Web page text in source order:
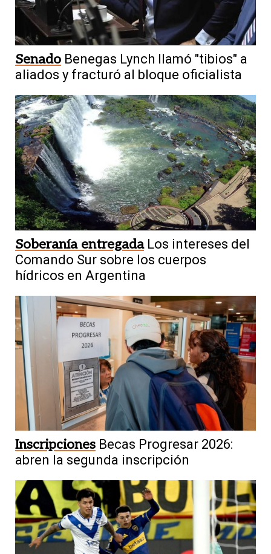
Senado Benegas Lynch llamó "tibios" a
aliados y fracturó al bloque oficialista
Soberanía entregada Los intereses del
Comando Sur sobre los cuerpos
hídricos en Argentina
Inscripciones Becas Progresar 2026:
abren la segunda inscripción